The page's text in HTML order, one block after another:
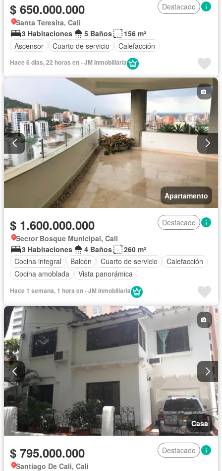
$ 650.000.000
Destacado
Santa Teresita, Cali
3 Habitaciones
5 Baños
156 m²
Ascensor
Cuarto de servicio Calefacción
Hace 6 días, 22 horas en - JM Inmobiliaria
Apartamento
$ 1.600.000.000
Destacado
Sector Bosque Municipal, Cali
3 Habitaciones
4 Baños
260 m²
Cocina integral
Balcón Cuarto de servicio
Calefacción
Cocina amoblada
Vista panorámica
Hace 1 semana, 1 hora en - JM Inmobiliaria
Casa
$ 795.000.000
Destacado
Santiago De Cali, Cali